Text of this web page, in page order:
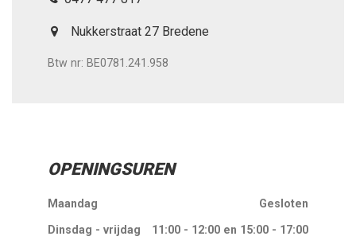
Nukkerstraat 27 Bredene
Btw nr: BE0781.241.958
OPENINGSUREN
Maandag Gesloten
Dinsdag - vrijdag 11:00 - 12:00 en 15:00 - 17:00